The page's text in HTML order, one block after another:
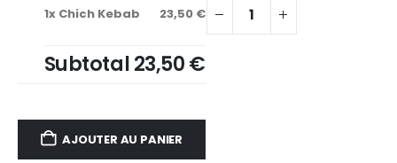
1x Chich Kebab 23,50 €
Subtotal23,50 €
AJOUTER AU PANIER